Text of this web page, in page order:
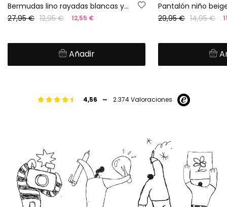
Bermudas lino rayadas blancas y negras
27,95 € 12,95 € 12,55 €
Añadir
Pantalón niño
29,95 € 14,95 €
4,56 - 2.374 Valoraciones